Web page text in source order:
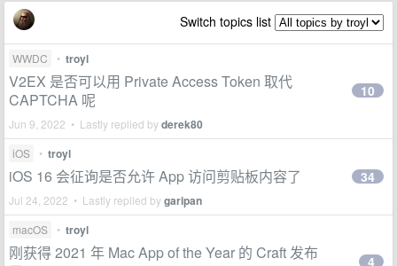
Switch topics list
WWDC • troyl
V2EX 是否可以用 Private Access Token 取代
CAPTCHA 呢
Jun 9, 2022 • Lastly replied byderek80
10
iOS • troyl
iOS 16 会征询是否允许 App 访问剪贴板内容了
Jul 24, 2022 • Lastly replied bygaripan
34
macOS • troyl
刚获得 2021 年 Mac App of the Year 的 Craft 发布
4